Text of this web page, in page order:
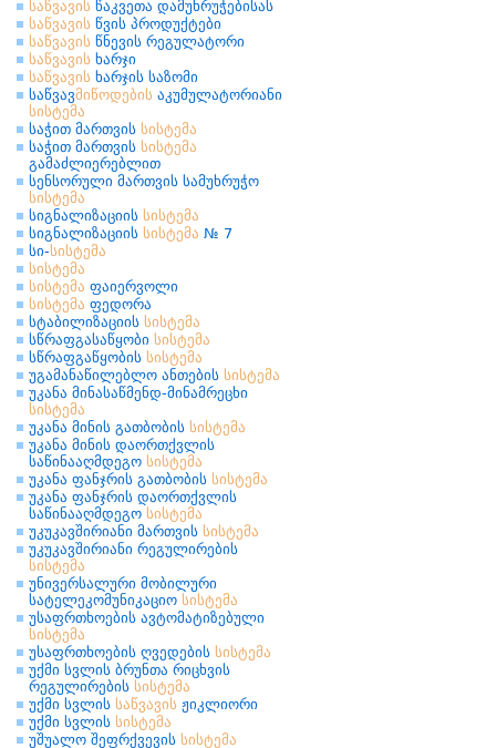
საწვავის წაკვეთა დამუხრუჭებისას
საწვავის წვის პროდუქტები
საწვავის წნევის რეგულატორი
საწვავის ხარჯი
საწვავის ხარჯის საზომი
საწვავმიწოდების აკუმულატორიანი
სისტემა
საჭით მართვის სისტემა
საჭით მართვის სისტემა
გამაძლიერებლით
სენსორული მართვის სამუხრუჭო
სისტემა
სიგნალიზაციის სისტემა
სიგნალიზაციის სისტემა № 7
სი-სისტემა
სისტემა
სისტემა ფაიერვოლი
სისტემა ფედორა
სტაბილიზაციის სისტემა
სწრაფგასაწყობი სისტემა
სწრაფგაწყობის სისტემა
უგამანაწილებლო ანთების სისტემა
უკანა მინასაწმენდ-მინამრეცხი
სისტემა
უკანა მინის გათბობის სისტემა
უკანა მინის დაორთქვლის
საწინააღმდეგო სისტემა
უკანა ფანჯრის გათბობის სისტემა
უკანა ფანჯრის დაორთქვლის
საწინააღმდეგო სისტემა
უკუკავშირიანი მართვის სისტემა
უკუკავშირიანი რეგულირების
სისტემა
უნივერსალური მობილური
სატელეკომუნიკაციო სისტემა
უსაფრთხოების ავტომატიზებული
სისტემა
უსაფრთხოების ღვედების სისტემა
უქმი სვლის ბრუნთა რიცხვის
რეგულირების სისტემა
უქმი სვლის საწვავის ჟიკლიორი
უქმი სვლის სისტემა
უშუალო შეფრქვევის სისტემა